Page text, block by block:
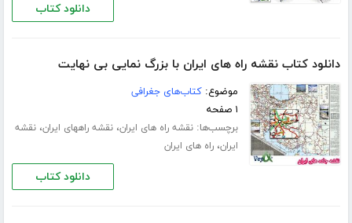
دانلود کتاب
دانلود کتاب نقشه راه های ایران با بزرگ نمایی بی نهایت
موضوع:کتاب‌های جغرافی
۱ صفحه
برچسب‌ها:نقشه راه های ایران،نقشه راههای ایران،نقشه
ایران،راه های ایران
دانلود کتاب